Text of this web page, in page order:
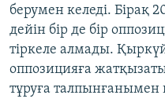
берумен келеді. Бірақ
дейін бір де бір
тіркеле алмады.
оппозицияға
тұруға